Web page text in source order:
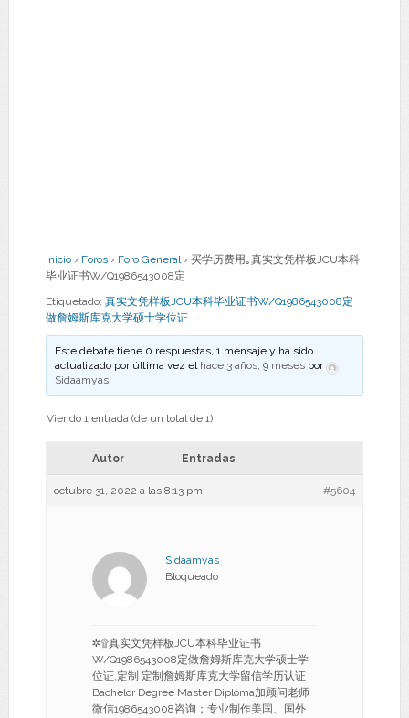
Inicio › Foros › Foro General › 买学历费用｡真实文凭样板JCU本科
毕业证书W/Q1986543008定
Etiquetado: 真实文凭样板JCU本科毕业证书W/Q1986543008定
做詹姆斯库克大学硕士学位证
Este debate tiene 0 respuestas, 1 mensaje y ha sido
actualizado por última vez el hace 3 años, 9 meses por
Sidaamyas.
Viendo 1 entrada (de un total de 1)
Autor Entradas
octubre 31, 2022 a las 8:13 pm #5604
Sidaamyas
Bloqueado
✲۩真实文凭样板JCU本科毕业证书
W/Q1986543008定做詹姆斯库克大学硕士学
位证,定制 定制詹姆斯库克大学留信学历认证
Bachelor Degree Master Diploma加顾问老师
微信1986543008咨询；专业制作美国、国外